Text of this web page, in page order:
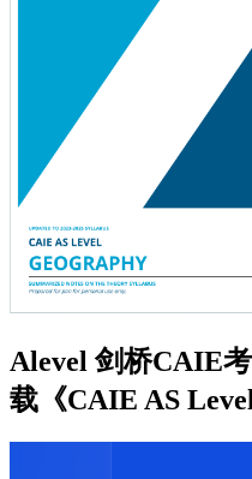
Alevel 剑桥CAIE
载《CAIE AS